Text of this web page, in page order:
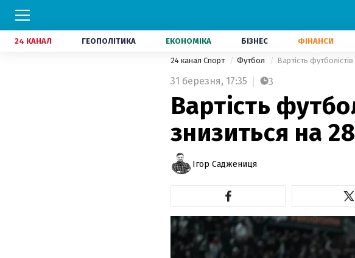
24 КАНАЛ ГЕОПОЛІТИКА ЕКОНОМІКА БІЗНЕС ФІНАНСИ
24 канал Спорт Футбол Вартість
31 березня, 17:35 3
Вартість
знизиться на
Ігор Саджениця